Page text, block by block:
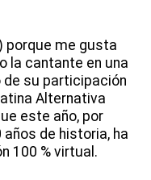
porque me gusta
la cantante en una
su participación
Alternativa
este año, por
de historia, ha
100 % virtual.